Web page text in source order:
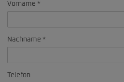
Vorname
Nachname
Telefon